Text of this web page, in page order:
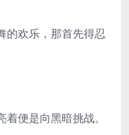
的欢乐，那首先得忍
便是向黑暗挑战。